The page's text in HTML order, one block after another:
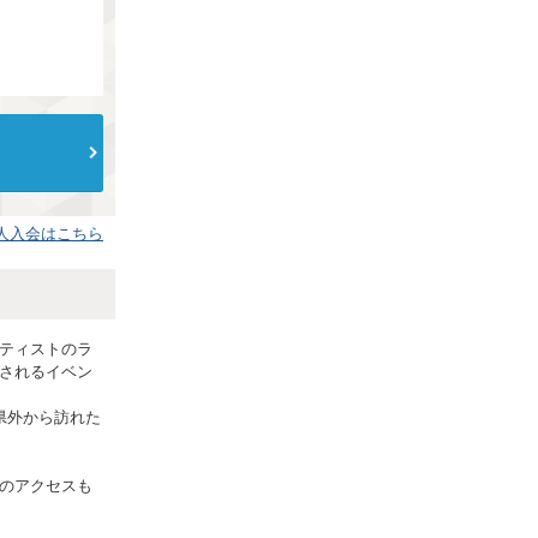
入会はこちら
ィストのラ
れるイベン
外から訪れた
アクセスも